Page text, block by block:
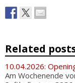
Related
10.04.2026:
Am Wochenende